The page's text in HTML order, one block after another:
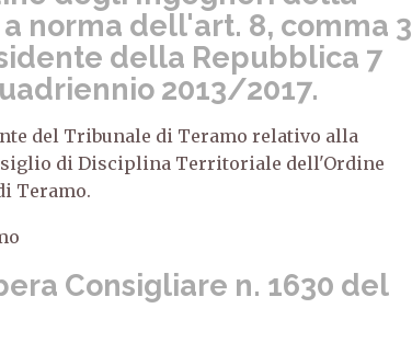
norma dell'art. 8, comma 3
della Repubblica 7
2013/2017.
del Tribunale di Teramo relativo alla
di Disciplina Territoriale dell'Ordine
Teramo.
Consigliare n. 1630 del